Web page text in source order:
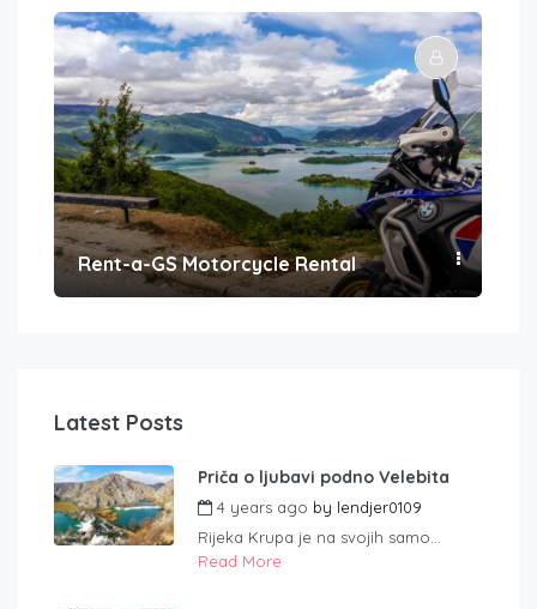
Rent-a-GS Motorcycle Rental
Latest Posts
Priča o ljubavi podno Velebita
4 years ago by lendjer0109
Rijeka Krupa je na svojih samo...
Read More